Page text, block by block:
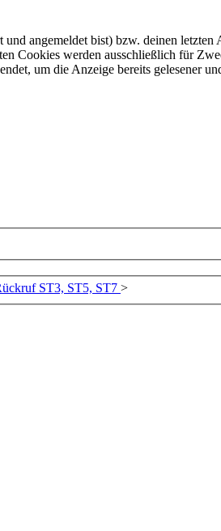
angemeldet bist) bzw. deinen
Cookies werden ausschließlich für
um die Anzeige bereits gelesener
ST3, ST5, ST7 >